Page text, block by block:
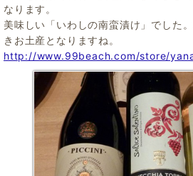
なります。
美味しい「いわしの南蛮漬け」でした
きお土産となりますね。
http://www.99beach.com/store/